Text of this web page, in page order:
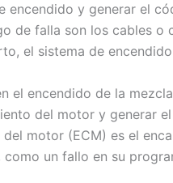
y generar el
de falla son los cables o
el sistema de
el encendido de la
del motor y generar
motor (ECM) es el
un fallo en su